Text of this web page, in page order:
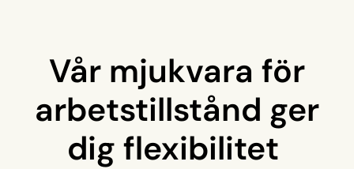
Vår mjukvara för
arbetstillstånd ger
dig flexibilitet